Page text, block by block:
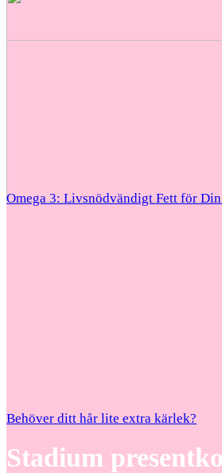
Omega 3: Livsnödvändigt Fett för
Behöver ditt hår lite extra kärlek?
Stadium